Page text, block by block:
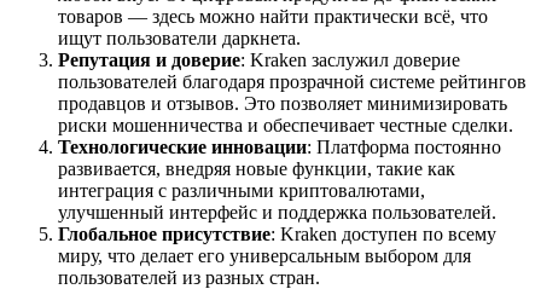
товаров — здесь можно найти практически всё, что
ищут пользователи даркнета.
Репутация и доверие: Kraken заслужил доверие
пользователей благодаря прозрачной системе рейтингов
продавцов и отзывов. Это позволяет минимизировать
риски мошенничества и обеспечивает честные сделки.
Технологические инновации: Платформа постоянно
развивается, внедряя новые функции, такие как
интеграция с различными криптовалютами,
улучшенный интерфейс и поддержка пользователей.
Глобальное присутствие: Kraken доступен по всему
миру, что делает его универсальным выбором для
пользователей из разных стран.